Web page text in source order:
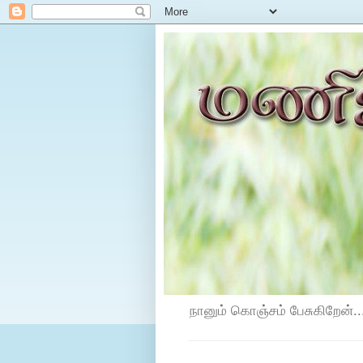
நானும் கொஞ்சம்